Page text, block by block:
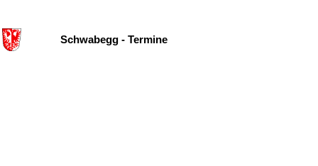
Schwabegg - Termine